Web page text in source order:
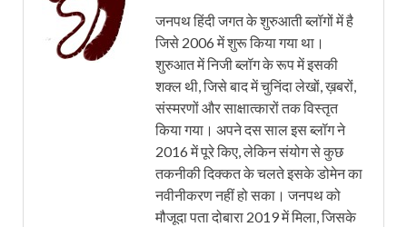
जनपथ हिंदी जगत के शुरुआती ब्लॉगों में है
जिसे 2006 में शुरू किया गया था।
शुरुआत में निजी ब्लॉग के रूप में इसकी
शक्ल थी, जिसे बाद में चुनिंदा लेखों, ख़बरों,
संस्मरणों और साक्षात्कारों तक विस्तृत
किया गया। अपने दस साल इस ब्लॉग ने
2016 में पूरे किए, लेकिन संयोग से कुछ
तकनीकी दिक्कत के चलते इसके डोमेन का
नवीनीकरण नहीं हो सका। जनपथ को
मौजूदा पता दोबारा 2019 में मिला, जिसके